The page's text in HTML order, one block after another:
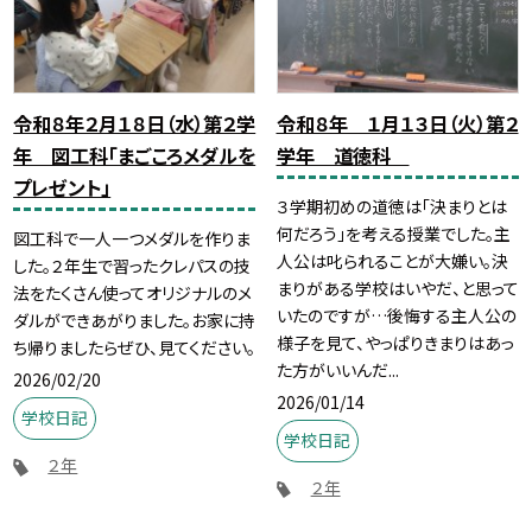
令和８年２月１８日（水）第２学
年 図工科「まごころメダルを
プレゼント」
図工科で一人一つメダルを作りま
した。２年生で習ったクレパスの技
法をたくさん使ってオリジナルのメ
ダルができあがりました。お家に持
ち帰りましたらぜひ、見てください。
2026/02/20
学校日記
２年
令和８年 １月１３日（火）第２
学年 道徳科
３学期初めの道徳は「決まりとは
何だろう」を考える授業でした。主
人公は叱られることが大嫌い。決
まりがある学校はいやだ、と思って
いたのですが…後悔する主人公の
様子を見て、やっぱりきまりはあっ
た方がいいんだ...
2026/01/14
学校日記
２年